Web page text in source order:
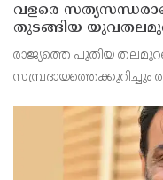
വളരെ
തുടങ്ങിയ
രാജ്യത്തെ പുതിയ
സമ്പ്രദായത്തെക്കുറിച്ചും
മോഹൻ ഭാഗവത് രംഗത്ത്.